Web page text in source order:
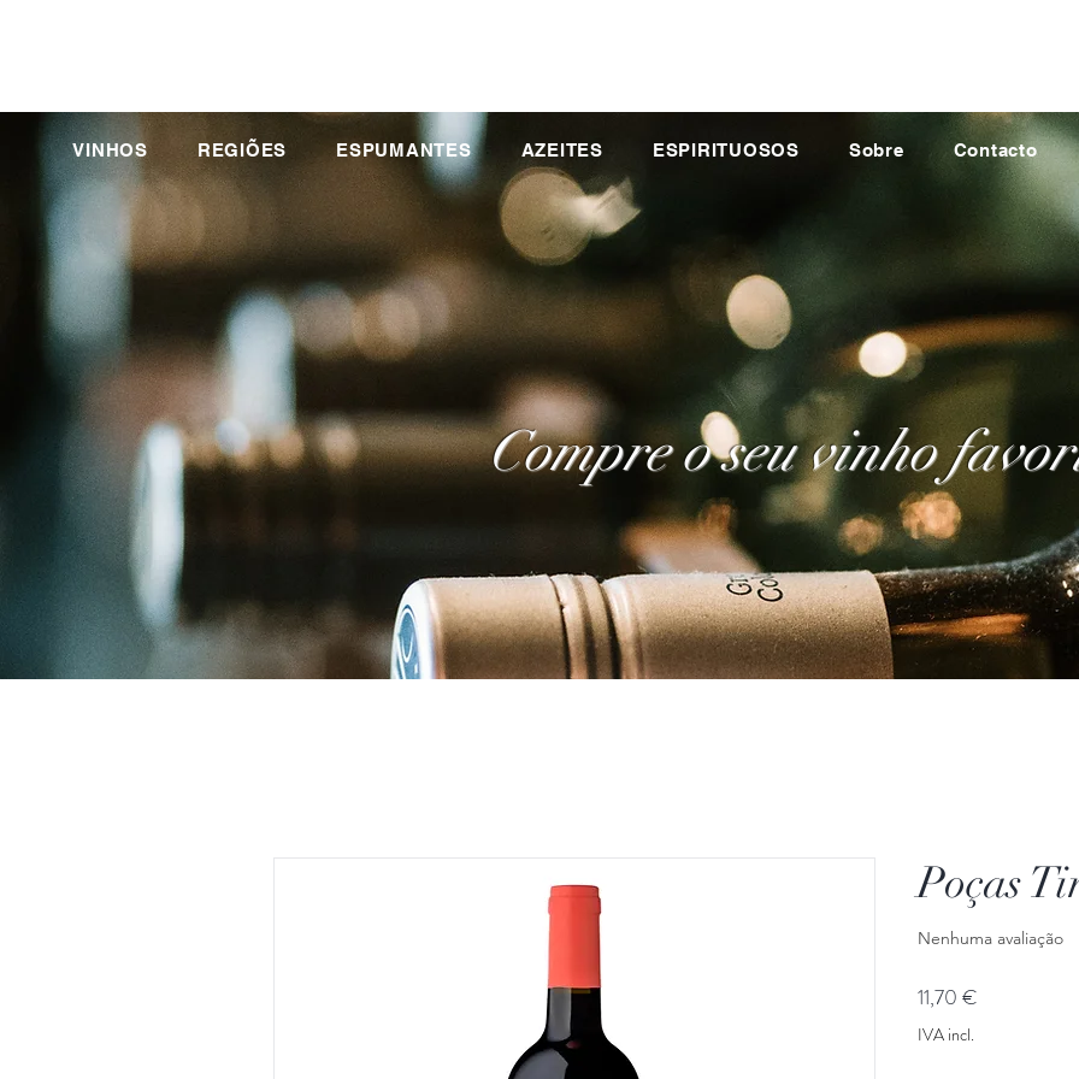
VINHOS REGIÕES ESPUMANTES AZEITES ESPIRITUOSOS Sobre Contacto
Compre o seu vinho
Poças
Nenhuma avaliação
11,70 €
IVA incl.